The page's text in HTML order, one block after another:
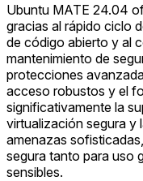
Ubuntu MATE 24.04
gracias al rápido ciclo
de código abierto y al
mantenimiento de
protecciones
acceso robustos y el
significativamente la
virtualización segura y
amenazas
segura tanto para uso
sensibles.